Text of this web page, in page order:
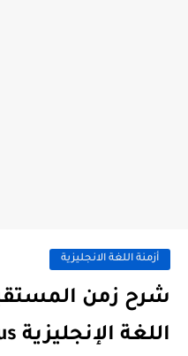
أزمنة اللغة الانجليزية
شرح زمن
اللغة الإنجليزية Future Continuous